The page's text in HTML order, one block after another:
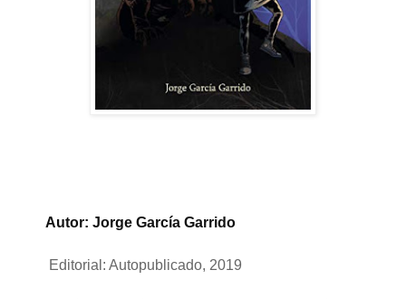
Autor: Jorge García Garrido
Editorial: Autopublicado, 2019